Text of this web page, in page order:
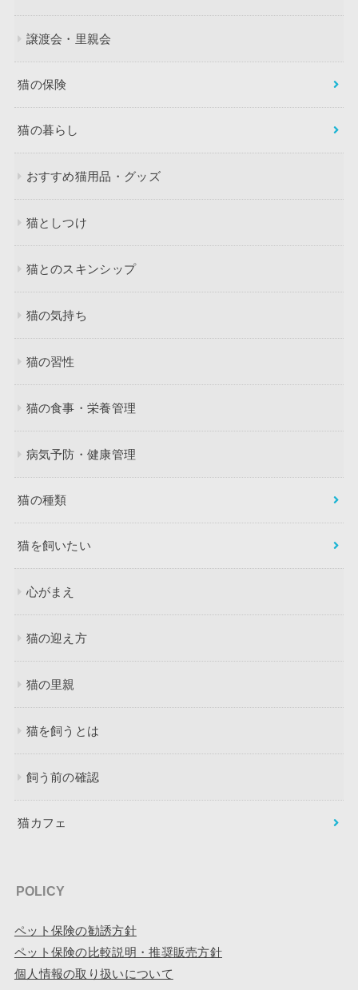
譲渡会・里親会
猫の保険
猫の暮らし
おすすめ猫用品・グッズ
猫としつけ
猫とのスキンシップ
猫の気持ち
猫の習性
猫の食事・栄養管理
病気予防・健康管理
猫の種類
猫を飼いたい
心がまえ
猫の迎え方
猫の里親
猫を飼うとは
飼う前の確認
猫カフェ
POLICY
ペット保険の勧誘方針
ペット保険の比較説明・推奨販売方針
個人情報の取り扱いについて